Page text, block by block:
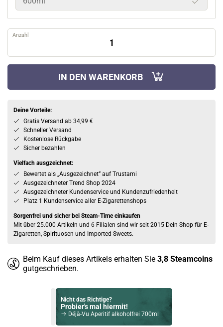
Anzahl
IN DEN WARENKORB
Deine Vorteile:
Gratis Versand ab 34,99 €
Schneller Versand
Kostenlose Rückgabe
Sicher bezahlen
Vielfach ausgzeichnet:
Bewertet als „Ausgezeichnet” auf Trustami
Ausgezeichneter Trend Shop 2024
Ausgezeichneter Kundenservice und Kundenzufriedenheit
Platz 1 Kundenservice aller E-Zigarettenshops
Sorgenfrei und sicher bei Steam-Time einkaufen
Mit über 25.000 Artikeln und 6 Filialen sind wir seit 2015 Dein Shop für E-
Zigaretten, Spirituosen und Imported Sweets.
Beim Kauf dieses Artikels erhalten Sie 3,8 Steamcoins
gutgeschrieben.
Nicht das Richtige?
Probier's mal hiermit!
Déjà-Vu Aperitif alkoholfrei 700ml